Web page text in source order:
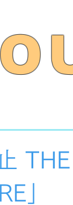
THE
」